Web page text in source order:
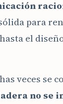
para
el
veces se
no se